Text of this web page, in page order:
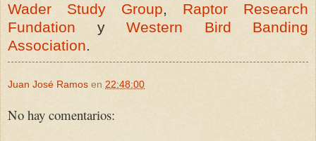
Wader Study Group, Raptor Research
Fundation y Western Bird Banding
Association.
Juan José Ramos en 22:48:00
No hay comentarios: